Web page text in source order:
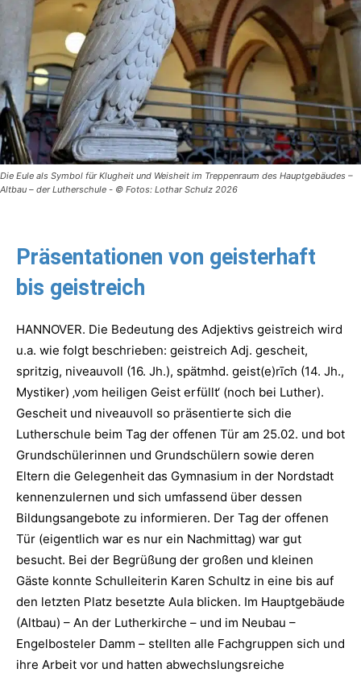
Die Eule als Symbol für Klugheit und Weisheit im Treppenraum des Hauptgebäudes –
Altbau – der Lutherschule - © Fotos: Lothar Schulz 2026
Präsentationen von geisterhaft
bis geistreich
HANNOVER. Die Bedeutung des Adjektivs geistreich wird
u.a. wie folgt beschrieben: geistreich Adj. gescheit,
spritzig, niveauvoll (16. Jh.), spätmhd. geist(e)rīch (14. Jh.,
Mystiker) ‚vom heiligen Geist erfüllt‘ (noch bei Luther).
Gescheit und niveauvoll so präsentierte sich die
Lutherschule beim Tag der offenen Tür am 25.02. und bot
Grundschülerinnen und Grundschülern sowie deren
Eltern die Gelegenheit das Gymnasium in der Nordstadt
kennenzulernen und sich umfassend über dessen
Bildungsangebote zu informieren. Der Tag der offenen
Tür (eigentlich war es nur ein Nachmittag) war gut
besucht. Bei der Begrüßung der großen und kleinen
Gäste konnte Schulleiterin Karen Schultz in eine bis auf
den letzten Platz besetzte Aula blicken. Im Hauptgebäude
(Altbau) – An der Lutherkirche – und im Neubau –
Engelbosteler Damm – stellten alle Fachgruppen sich und
ihre Arbeit vor und hatten abwechslungsreiche